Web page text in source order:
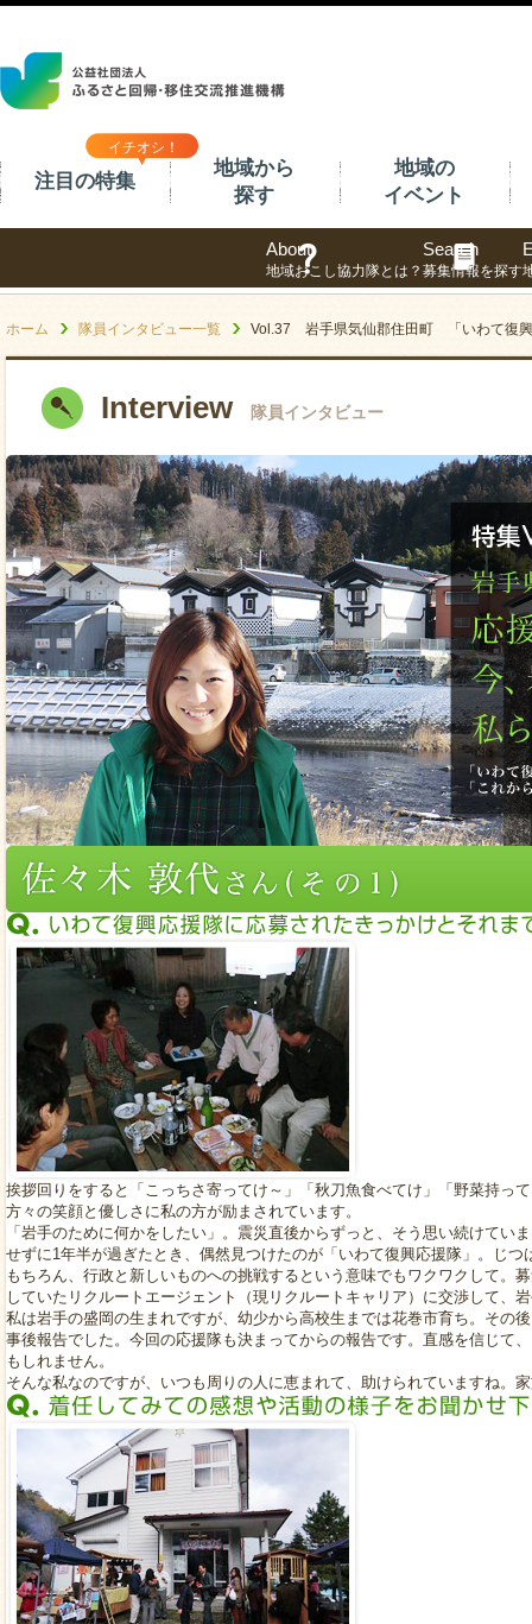
イチオシ！
注目の特集
地域から
探す
地域の
イベント
About
地域おこし協力隊とは？
Search
募集情報を探す
ホーム 隊員インタビュー一覧 Vol.37 岩手県気仙郡住田町 「いわて復興
Interview 隊員インタビュー
挨拶回りをすると「こっちさ寄ってけ～」「秋刀魚食べてけ」「野菜持っ
方々の笑顔と優しさに私の方が励まされています。
「岩手のために何かをしたい」。震災直後からずっと、そう思い続けて
せずに1年半が過ぎたとき、偶然見つけたのが「いわて復興応援隊」。じ
もちろん、行政と新しいものへの挑戦するという意味でもワクワクして。
していたリクルートエージェント（現リクルートキャリア）に交渉して、
私は岩手の盛岡の生まれですが、幼少から高校生までは花巻市育ち。その
事後報告でした。今回の応援隊も決まってからの報告です。直感を信じて
もしれません。
そんな私なのですが、いつも周りの人に恵まれて、助けられていますね